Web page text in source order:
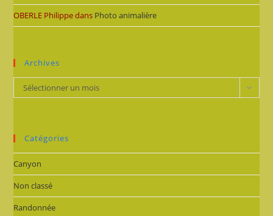
OBERLE Philippedans Photo animalière
Archives
Archives
Sélectionner un mois
Catégories
Canyon
Non classé
Randonnée